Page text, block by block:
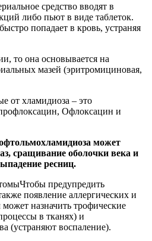
средство вводят в
либо пьют в виде таблеток.
попадает в кровь, устраняя
то она основывается на
мазей (эритромициновая,
от хламидиоза – это
Офлоксацин и
может
сращивание оболочки века и
ресниц.
Чтобы предупредить
появление аллергических и
назначить трофические
в тканях) и
(устраняют воспаление).